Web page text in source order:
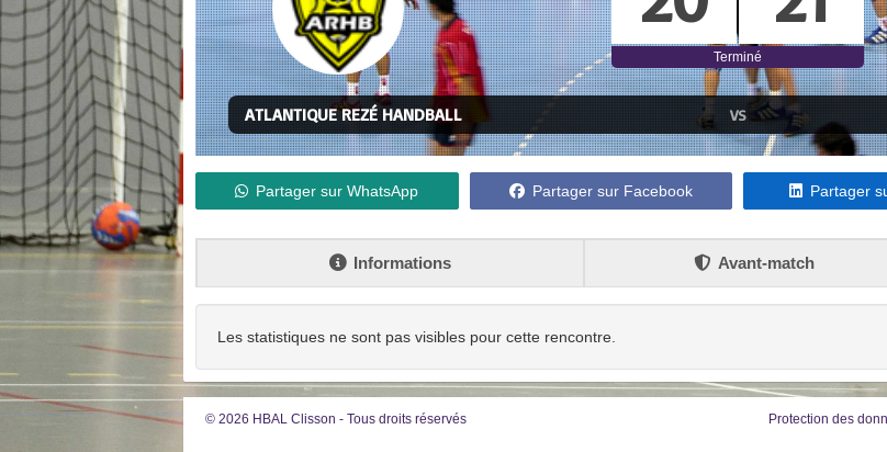
Terminé
ATLANTIQUE REZÉ HANDBALL VS
Partager sur WhatsApp Partager sur Facebook Partager
Informations Avant-match
Les statistiques ne sont pas visibles pour cette rencontre.
© 2026 HBAL Clisson - Tous droits réservés Protection des